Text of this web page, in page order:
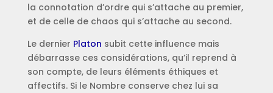
la connotation d’ordre qui s’attache au premier,
et de celle de chaos qui s’attache au second.
Le dernier Platon subit cette influence mais
débarrasse ces considérations, qu’il reprend à
son compte, de leurs éléments éthiques et
affectifs. Si le Nombre conserve chez lui sa